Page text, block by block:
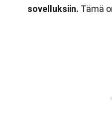
sovelluksiin. Tämä